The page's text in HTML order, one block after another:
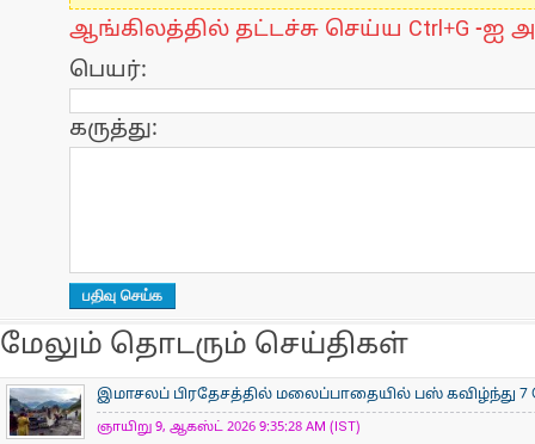
ஆங்கிலத்தில் தட்டச்சு செய்ய Ctrl+G -ஐ
பெயர்:
கருத்து:
மேலும் தொடரும் செய்திகள்
இமாசலப் பிரதேசத்தில் மலைப்பாதையில் பஸ் கவிழ்ந்து 7
ஞாயிறு 9, ஆகஸ்ட் 2026 9:35:28 AM (IST)